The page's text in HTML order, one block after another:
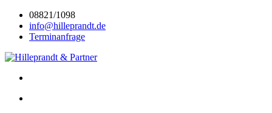
08821/1098
info@hilleprandt.de
Terminanfrage